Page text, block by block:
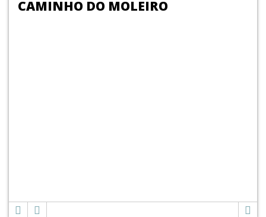
CAMINHO DO MOLEIRO